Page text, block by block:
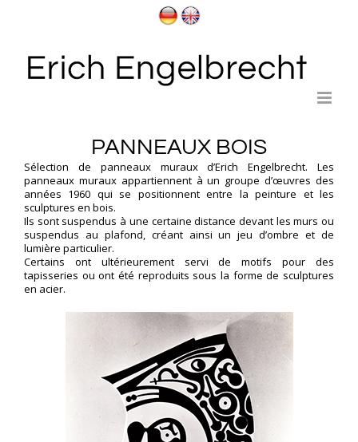
PANNEAUX BOIS
Sélection de panneaux muraux d’Erich Engelbrecht. Les
panneaux muraux appartiennent à un groupe d’œuvres des
années 1960 qui se positionnent entre lapeinture et les
sculptures en bois.
Ils sont suspendus à une certaine distance devant les murs ou
suspendus au plafond, créant ainsi un jeu d’ombre et de
lumière particulier.
Certains ont ultérieurement servi de motifs pour des
tapisseries ou ont été reproduits sous la forme de sculptures
en acier.